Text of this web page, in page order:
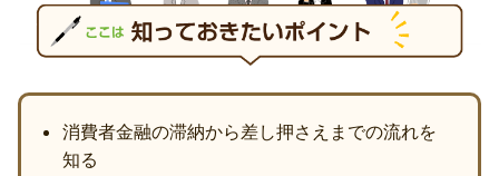
消費者金融の滞納から差し押さえまでの流れを
知る